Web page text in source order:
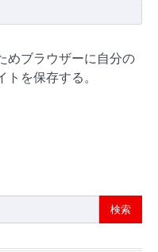
めブラウザーに自分の
を保存する。